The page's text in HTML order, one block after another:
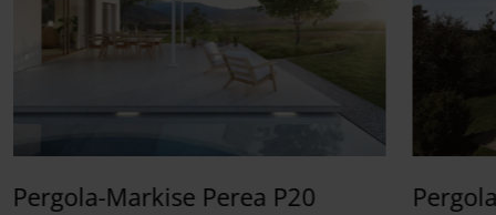
Pergola-Markise Perea P20